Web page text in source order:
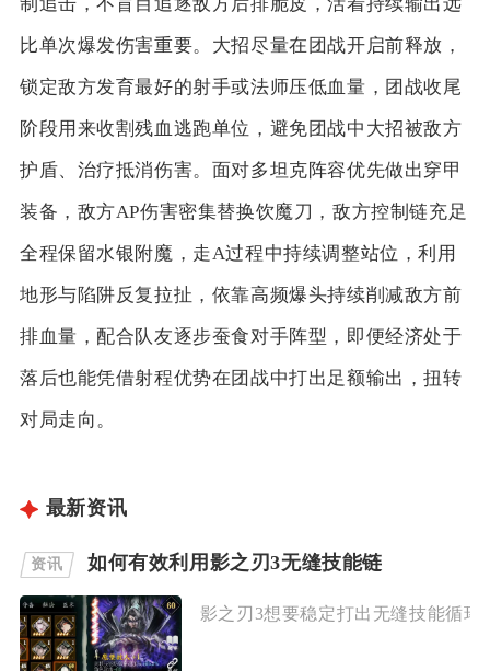
比单次爆发伤害重要。大招尽量在团战开启前释放，
锁定敌方发育最好的射手或法师压低血量，团战收尾
阶段用来收割残血逃跑单位，避免团战中大招被敌方
护盾、治疗抵消伤害。面对多坦克阵容优先做出穿甲
装备，敌方AP伤害密集替换饮魔刀，敌方控制链充足
全程保留水银附魔，走A过程中持续调整站位，利用
地形与陷阱反复拉扯，依靠高频爆头持续削减敌方前
排血量，配合队友逐步蚕食对手阵型，即便经济处于
落后也能凭借射程优势在团战中打出足额输出，扭转
对局走向。
最新资讯
资讯 如何有效利用影之刃3无缝技能链
影之刃3想要稳定打出无缝技能循